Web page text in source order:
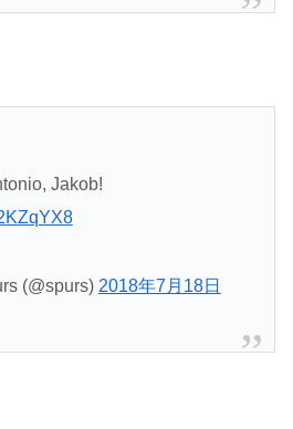
Jakob!
(@spurs) 2018年7月18日